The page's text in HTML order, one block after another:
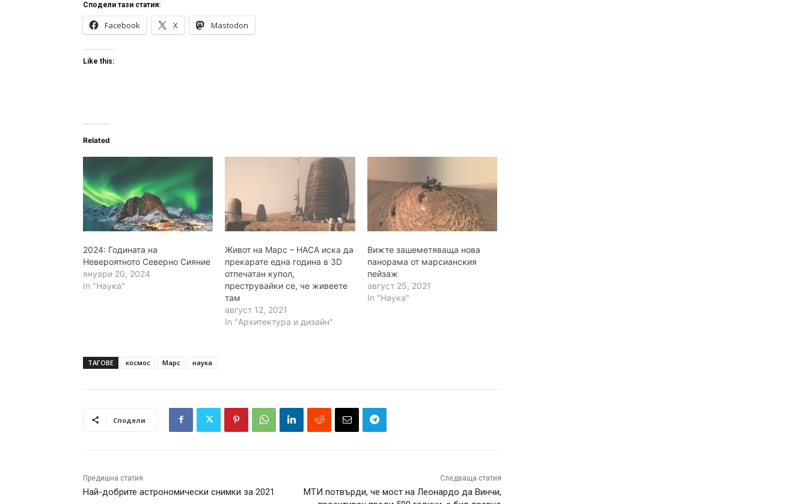
Сподели тази статия:
Facebook X Mastodon
Like this:
Related
2024: Годината на
Невероятното Северно Сияние
януари 20, 2024
In "Наука"
Живот на Марс – НАСА иска да
прекарате една година в 3D
отпечатан купол,
преструвайки се, че живеете
там
август 12, 2021
In "Архитектура и дизайн"
Вижте зашеметяваща нова
панорама от марсианския
пейзаж
август 25, 2021
In "Наука"
ТАГОВЕ космос Марс наука
Сподели
Предишна статия
Най-добрите астрономически снимки за 2021
Следваща статия
МТИ потвърди, че мост на Леонардо да Винчи,